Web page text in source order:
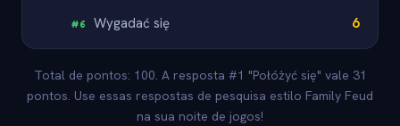
#6 Wygadać się 6
Total de pontos: 100. A resposta #1 "Połóżyć się" vale 31
pontos. Use essas respostas de pesquisa estilo Family Feud
na sua noite de jogos!